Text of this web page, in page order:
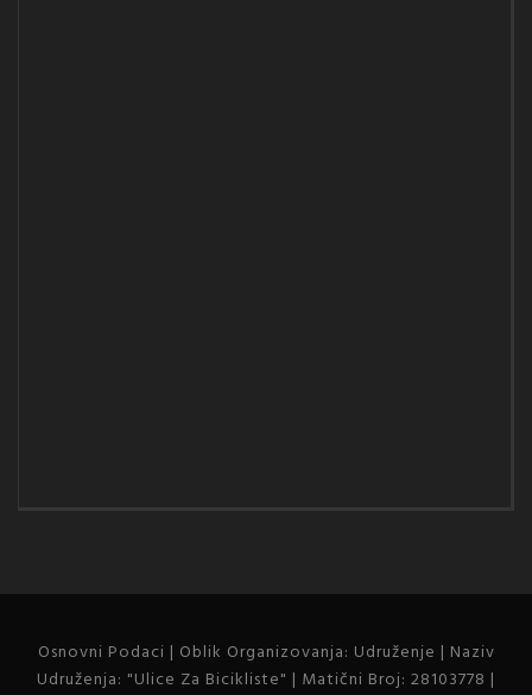
Osnovni Podaci | Oblik Organizovanja: Udruženje | Naziv
Udruženja: "Ulice Za Bicikliste" | Matični Broj: 28103778 |